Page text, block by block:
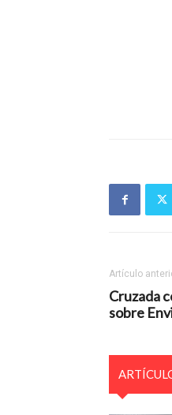
Artículo
Cruzada
sobre